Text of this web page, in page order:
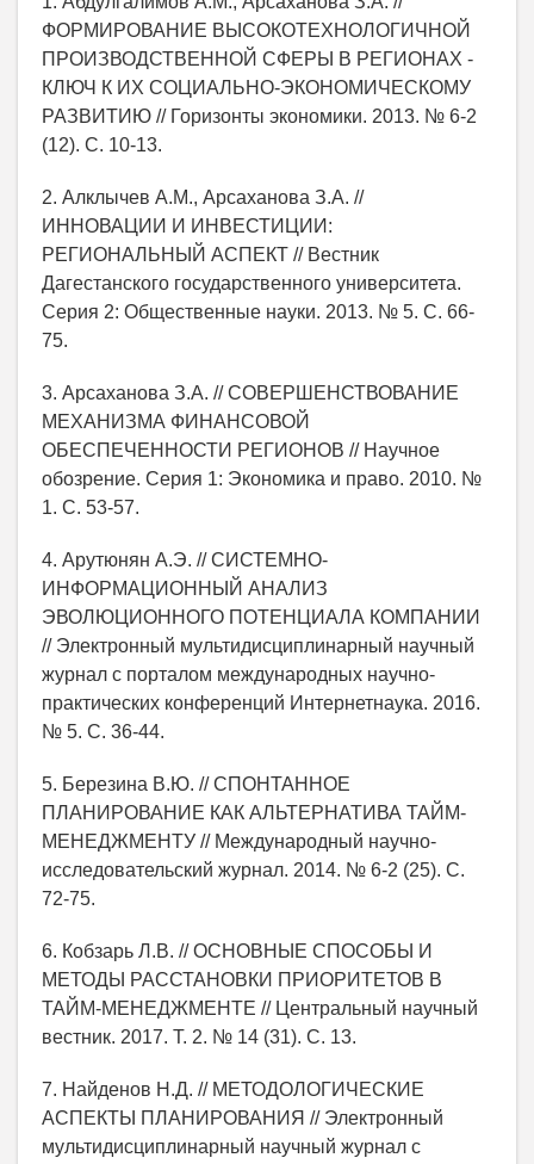
ФОРМИРОВАНИЕ ВЫСОКОТЕХНОЛОГИЧНОЙ
ПРОИЗВОДСТВЕННОЙ СФЕРЫ В РЕГИОНАХ -
КЛЮЧ К ИХ СОЦИАЛЬНО-ЭКОНОМИЧЕСКОМУ
РАЗВИТИЮ // Горизонты экономики. 2013. № 6-2
(12). С. 10-13.
2. Алклычев А.М., Арсаханова З.А. //
ИННОВАЦИИ И ИНВЕСТИЦИИ:
РЕГИОНАЛЬНЫЙ АСПЕКТ // Вестник
Дагестанского государственного университета.
Серия 2: Общественные науки. 2013. № 5. С. 66-
75.
3. Арсаханова З.А. // СОВЕРШЕНСТВОВАНИЕ
МЕХАНИЗМА ФИНАНСОВОЙ
ОБЕСПЕЧЕННОСТИ РЕГИОНОВ // Научное
обозрение. Серия 1: Экономика и право. 2010. №
1. С. 53-57.
4. Арутюнян А.Э. // СИСТЕМНО-
ИНФОРМАЦИОННЫЙ АНАЛИЗ
ЭВОЛЮЦИОННОГО ПОТЕНЦИАЛА КОМПАНИИ
// Электронный мультидисциплинарный научный
журнал с порталом международных научно-
практических конференций Интернетнаука. 2016.
№ 5. С. 36-44.
5. Березина В.Ю. // СПОНТАННОЕ
ПЛАНИРОВАНИЕ КАК АЛЬТЕРНАТИВА ТАЙМ-
МЕНЕДЖМЕНТУ // Международный научно-
исследовательский журнал. 2014. № 6-2 (25). С.
72-75.
6. Кобзарь Л.В. // ОСНОВНЫЕ СПОСОБЫ И
МЕТОДЫ РАССТАНОВКИ ПРИОРИТЕТОВ В
ТАЙМ-МЕНЕДЖМЕНТЕ // Центральный научный
вестник. 2017. Т. 2. № 14 (31). С. 13.
7. Найденов Н.Д. // МЕТОДОЛОГИЧЕСКИЕ
АСПЕКТЫ ПЛАНИРОВАНИЯ // Электронный
мультидисциплинарный научный журнал с